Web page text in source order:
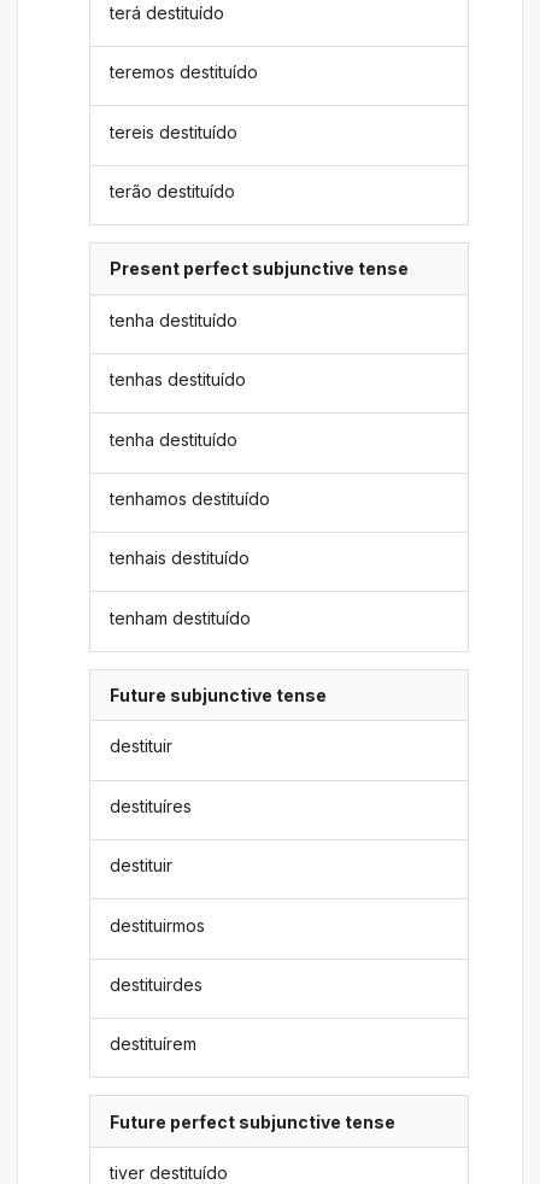
terá destituído
teremos destituído
tereis destituído
terão destituído
Present perfect subjunctive tense
tenha destituído
tenhas destituído
tenha destituído
tenhamos destituído
tenhais destituído
tenham destituído
Future subjunctive tense
destituir
destituíres
destituir
destituirmos
destituirdes
destituírem
Future perfect subjunctive tense
tiver destituído